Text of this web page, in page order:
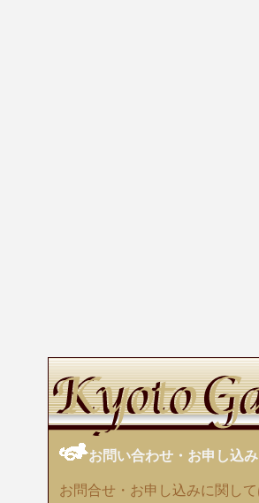
お問い合わせ・お申し込
お問合せ・お申し込みに関し